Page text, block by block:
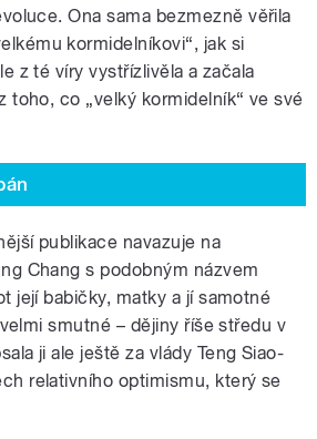
Ona sama bezmezně věřila
kormidelníkovi“, jak si
z té víry vystřízlivěla a začala
toho, co „velký kormidelník“ ve své
publikace navazuje na
Chang s podobným názvem
její babičky, matky a jí samotné
smutné – dějiny říše středu v
ji ale ještě za vlády Teng Siao-
relativního optimismu, který se